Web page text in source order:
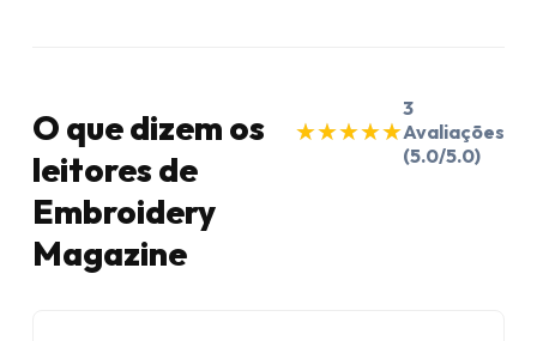
O que dizem os
leitores de
Embroidery
Magazine
★
★★
★★
★★
★★
★
3
Avaliações
(5.0/5.0)